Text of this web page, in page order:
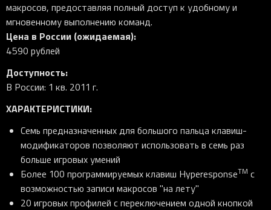
макросов, предоставляя полный доступ к удобному и
мгновенному выполнению команд.
Цена в России (ожидаемая):
4590 рублей
Доступность:
В России: 1 кв. 2011 г.
ХАРАКТЕРИСТИКИ:
Семь предназначенных для большого пальца клавиш-
модификаторов позволяют использовать в семь раз
больше игровых умений
Более 100 программируемых клавиш HyperesponseTM с
возможностью записи макросов "на лету"
20 игровых профилей с переключением одной кнопкой